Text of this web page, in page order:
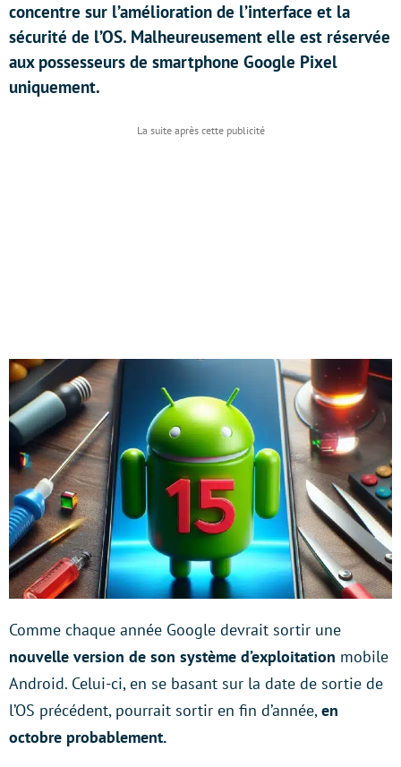
concentre sur l’amélioration de l’interface et la
sécurité de l’OS. Malheureusement elle est réservée
aux possesseurs de smartphone Google Pixel
uniquement.
Comme chaque année Google devrait sortir une
nouvelle version de son système d’exploitation mobile
Android. Celui-ci, en se basant sur la date de sortie de
l’OS précédent, pourrait sortir en fin d’année, en
octobre probablement.